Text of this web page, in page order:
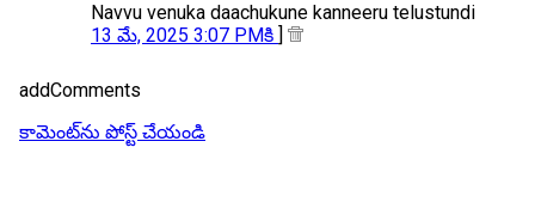
Navvu venuka daachukune kanneeru telustundi
13 మే, 2025 3:07 PMకి ]
addComments
కామెంట్‌ను పోస్ట్ చేయండి